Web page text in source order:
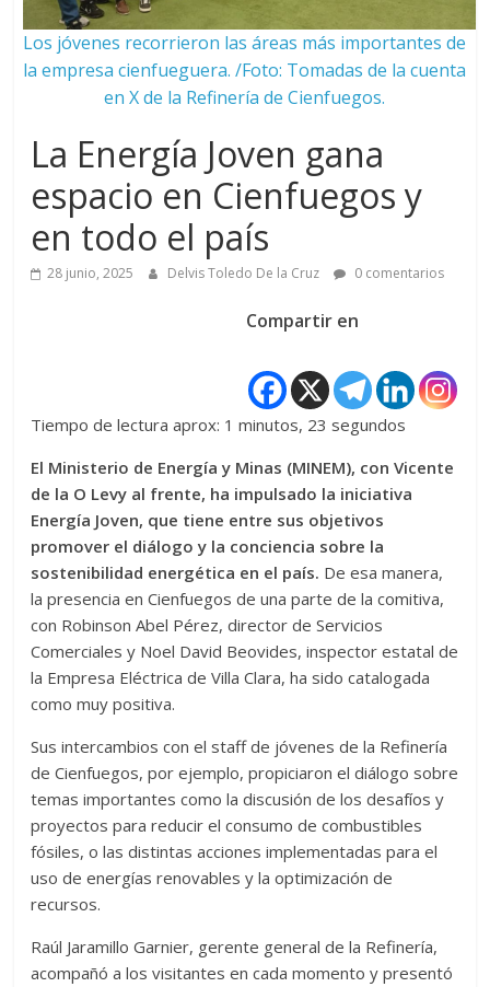
Los jóvenes recorrieron las áreas más importantes de
la empresa cienfueguera. /Foto: Tomadas de la cuenta
en X de la Refinería de Cienfuegos.
La Energía Joven gana
espacio en Cienfuegos y
en todo el país
28 junio, 2025 Delvis Toledo De la Cruz 0 comentarios
Compartir en
Tiempo de lectura aprox: 1 minutos, 23 segundos
El Ministerio de Energía y Minas (MINEM), con Vicente
de la O Levy al frente, ha impulsado la iniciativa
Energía Joven, que tiene entre sus objetivos
promover el diálogo y la conciencia sobre la
sostenibilidad energética en el país. De esa manera,
la presencia en Cienfuegos de una parte de la comitiva,
con Robinson Abel Pérez, director de Servicios
Comerciales y Noel David Beovides, inspector estatal de
la Empresa Eléctrica de Villa Clara, ha sido catalogada
como muy positiva.
Sus intercambios con el staff de jóvenes de la Refinería
de Cienfuegos, por ejemplo, propiciaron el diálogo sobre
temas importantes como la discusión de los desafíos y
proyectos para reducir el consumo de combustibles
fósiles, o las distintas acciones implementadas para el
uso de energías renovables y la optimización de
recursos.
Raúl Jaramillo Garnier, gerente general de la Refinería,
acompañó a los visitantes en cada momento y presentó